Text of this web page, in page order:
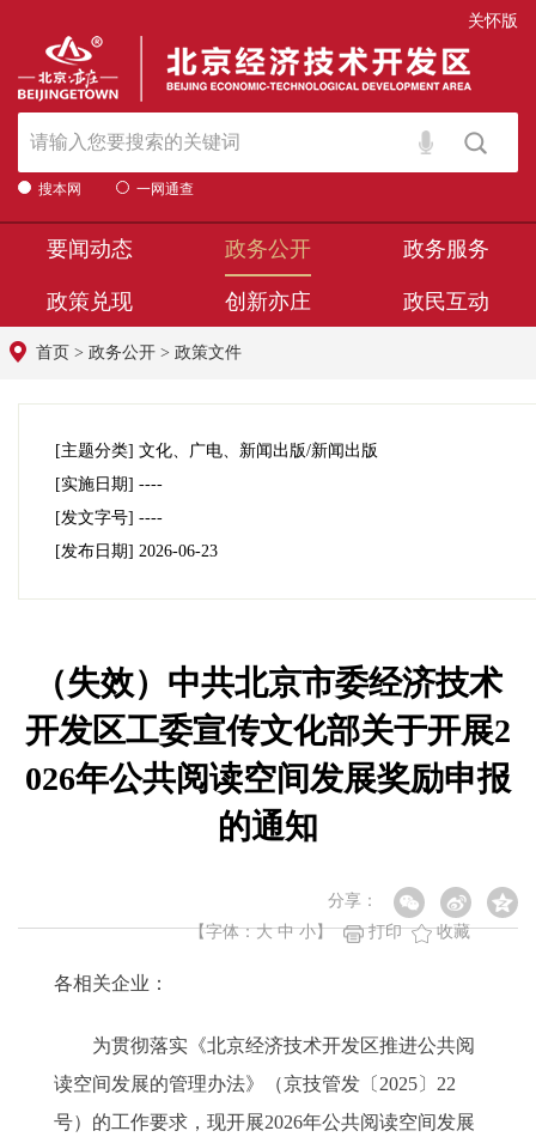
关怀版
搜本网 一网通查
要闻动态 政务公开 政务服务
政策兑现 创新亦庄 政民互动
首页 > 政务公开 > 政策文件
[主题分类] 文化、广电、新闻出版/新闻出版
[实施日期] ----
[发文字号] ----
[发布日期] 2026-06-23
（失效）中共北京市委经济技术
开发区工委宣传文化部关于开展2
026年公共阅读空间发展奖励申报
的通知
分享：
【字体：大 中 小】 打印 收藏
各相关企业：
为贯彻落实《北京经济技术开发区推进公共阅
读空间发展的管理办法》（京技管发〔2025〕22
号）的工作要求，现开展2026年公共阅读空间发展